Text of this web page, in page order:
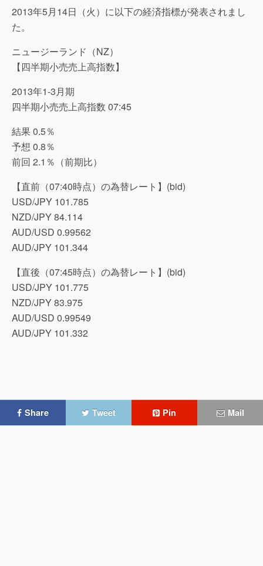
2013年5月14日（火）に以下の経済指標が発表されまし
た。
ニュージーランド（NZ）
【四半期小売売上高指数】
2013年1-3月期
四半期小売売上高指数 07:45
結果 0.5％
予想 0.8％
前回 2.1％（前期比）
【直前（07:40時点）の為替レート】(bid)
USD/JPY 101.785
NZD/JPY 84.114
AUD/USD 0.99562
AUD/JPY 101.344
【直後（07:45時点）の為替レート】(bid)
USD/JPY 101.775
NZD/JPY 83.975
AUD/USD 0.99549
AUD/JPY 101.332
Share Tweet Pin Mail